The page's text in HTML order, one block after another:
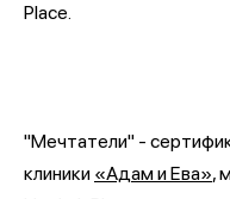
Place.
"Мечтатели" -
клиники «Адам и Ева»,